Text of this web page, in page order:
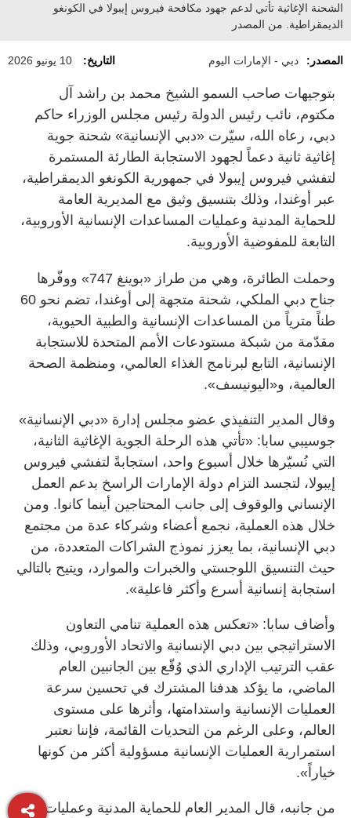
الشحنة الإغاثية تأتي لدعم جهود مكافحة فيروس إيبولا في الكونغو
الديمقراطية. من المصدر
المصدر: دبي - الإمارات اليوم التاريخ: 10 يونيو 2026
بتوجيهات صاحب السمو الشيخ محمد بن راشد آل
مكتوم، نائب رئيس الدولة رئيس مجلس الوزراء حاكم
دبي، رعاه الله، سيّرت «دبي الإنسانية» شحنة جوية
إغاثية ثانية دعماً لجهود الاستجابة الطارئة المستمرة
لتفشي فيروس إيبولا في جمهورية الكونغو الديمقراطية،
عبر أوغندا، وذلك بتنسيق وثيق مع المديرية العامة
للحماية المدنية وعمليات المساعدات الإنسانية الأوروبية،
التابعة للمفوضية الأوروبية.
وحملت الطائرة، وهي من طراز «بوينغ 747» ووفّرها
جناح دبي الملكي، شحنة متجهة إلى أوغندا، تضم نحو 60
طناً مترياً من المساعدات الإنسانية والطبية الحيوية،
مقدّمة من شبكة مستودعات الأمم المتحدة للاستجابة
الإنسانية، التابع لبرنامج الغذاء العالمي، ومنظمة الصحة
العالمية، و«اليونيسف».
وقال المدير التنفيذي عضو مجلس إدارة «دبي الإنسانية»
جوسيبي سابا: «تأتي هذه الرحلة الجوية الإغاثية الثانية،
التي نُسيّرها خلال أسبوع واحد، استجابةً لتفشي فيروس
إيبولا، لتجسد التزام دولة الإمارات الراسخ بدعم العمل
الإنساني والوقوف إلى جانب المحتاجين أينما كانوا. ومن
خلال هذه العملية، نجمع أعضاء وشركاء عدة من مجتمع
دبي الإنسانية، بما يعزز نموذج الشراكات المتعددة، من
حيث التنسيق اللوجستي والخبرات والموارد، ويتيح بالتالي
استجابة إنسانية أسرع وأكثر فاعلية».
وأضاف سابا: «تعكس هذه العملية تنامي التعاون
الاستراتيجي بين دبي الإنسانية والاتحاد الأوروبي، وذلك
عقب الترتيب الإداري الذي وُقّع بين الجانبين العام
الماضي، ما يؤكد هدفنا المشترك في تحسين سرعة
العمليات الإنسانية واستدامتها، وأثرها على مستوى
العالم، وعلى الرغم من التحديات القائمة، فإننا نعتبر
استمرارية العمليات الإنسانية مسؤولية أكثر من كونها
خياراً».
من جانبه، قال المدير العام للحماية المدنية وعمليات